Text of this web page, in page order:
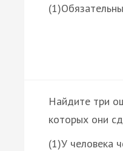
Найдите три
которых они
(1)У человека